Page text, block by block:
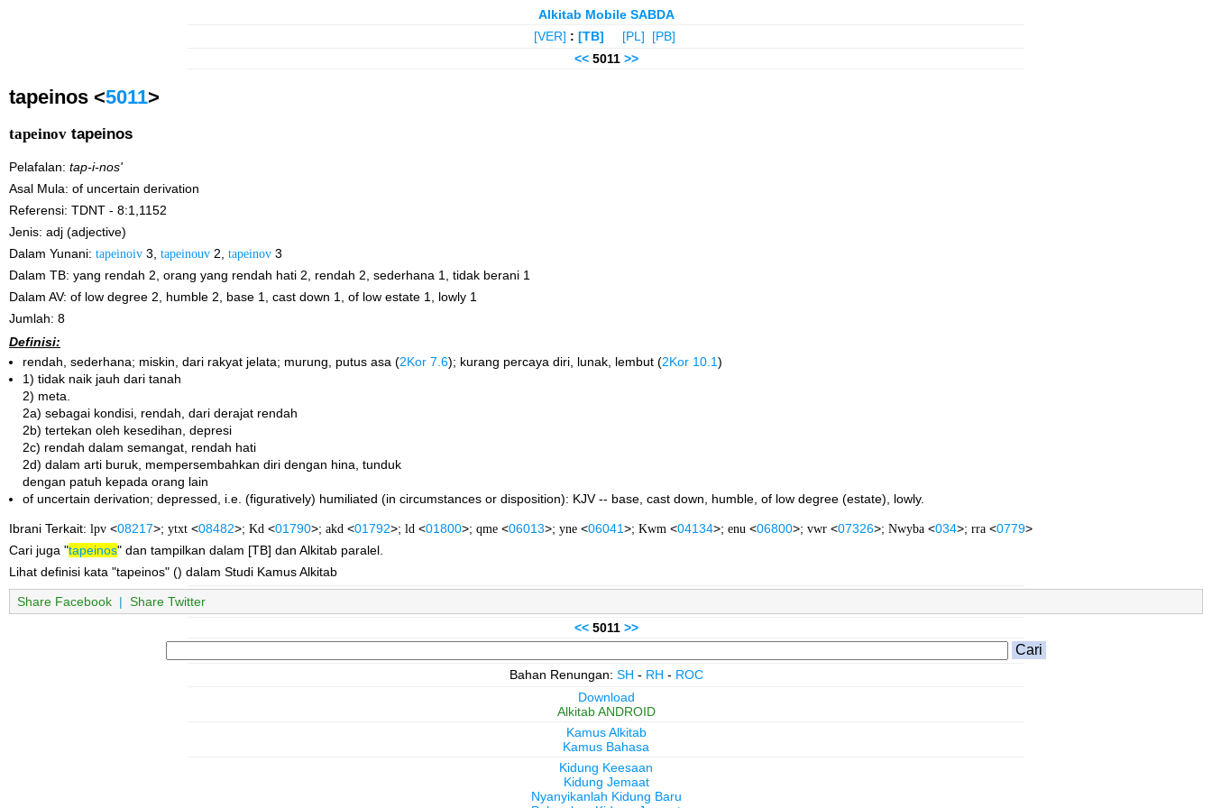
Alkitab Mobile SABDA
[VER] : [TB] [PL]
[PB]
<<5011 >>
tapeinos <5011>
tapeinov tapeinos
Pelafalan: tap-i-nos'
Asal Mula: of uncertain derivation
Referensi: TDNT - 8:1,1152
Jenis: adj (adjective)
Dalam Yunani: tapeinoiv 3, tapeinouv 2, tapeinov 3
Dalam TB: yang rendah 2, orang yang rendah hati 2, rendah 2, sederhana 1, tidak berani 1
Dalam AV: of low degree 2, humble 2, base 1, cast down 1, of low estate 1, lowly 1
Jumlah: 8
Definisi:
rendah, sederhana; miskin, dari rakyat jelata; murung, putus asa (2Kor 7.6); kurang percaya diri, lunak, lembut (2Kor 10.1)
1) tidak naik jauh dari tanah
2) meta.
2a) sebagai kondisi, rendah, dari derajat rendah
2b) tertekan oleh kesedihan, depresi
2c) rendah dalam semangat, rendah hati
2d) dalam arti buruk, mempersembahkan diri dengan hina, tunduk
dengan patuh kepada orang lain
of uncertain derivation; depressed, i.e. (figuratively) humiliated (in circumstances or disposition): KJV -- base, cast down, humble, of low degree (estate), lowly.
Ibrani Terkait: lpv <08217>; ytxt <08482>; Kd <01790>; akd <01792>; ld <01800>; qme <06013>; yne <06041>; Kwm <04134>; enu <06800>; vwr <07326>; Nwyba <034>; rra <0779>
Cari juga "tapeinos" dan tampilkan dalam [TB] dan Alkitab paralel.
Lihat definisi kata "tapeinos" () dalam Studi Kamus Alkitab
Share Facebook | Share Twitter
<<5011 >>
Bahan Renungan: SH - RH - ROC
Download
Alkitab ANDROID
Kamus Alkitab
Kamus Bahasa
Kidung Keesaan
Kidung Jemaat
Nyanyikanlah Kidung Baru